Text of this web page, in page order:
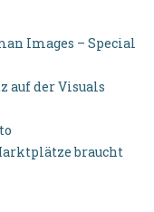
Images – Special
der Visuals
braucht